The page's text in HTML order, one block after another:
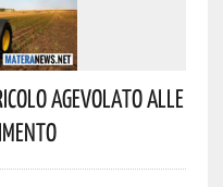
Agevolato Alle